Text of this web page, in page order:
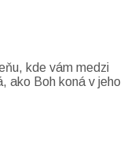
kde vám medzi
ako Boh koná v jeho